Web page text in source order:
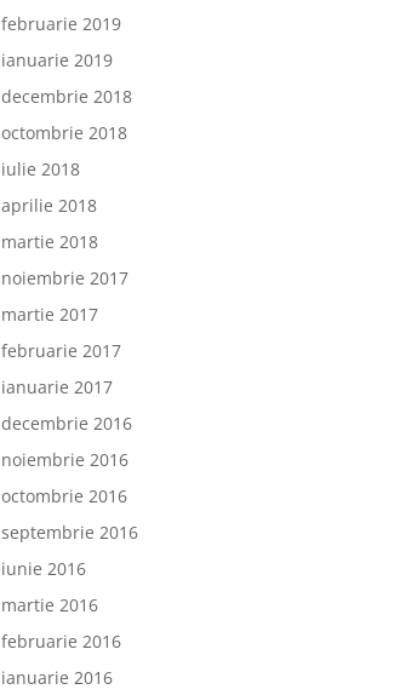
februarie 2019
ianuarie 2019
decembrie 2018
octombrie 2018
iulie 2018
aprilie 2018
martie 2018
noiembrie 2017
martie 2017
februarie 2017
ianuarie 2017
decembrie 2016
noiembrie 2016
octombrie 2016
septembrie 2016
iunie 2016
martie 2016
februarie 2016
ianuarie 2016